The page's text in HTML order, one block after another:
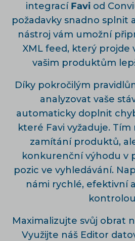
integrací Favi od
požadavky snadno splnit
nástroj vám umožní
XML feed, který projde
vašim produktům
Díky pokročilým
analyzovat vaše
automaticky doplnit
které Favi vyžaduje.
zamítání produktů,
konkurenční výhodu v
pozic ve vyhledávání.
námi rychlé, efektivní
Maximalizujte svůj obrat
Využijte náš Editor